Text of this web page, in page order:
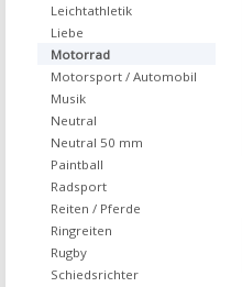
Leichtathletik
Liebe
Motorrad
Motorsport / Automobil
Musik
Neutral
Neutral 50 mm
Paintball
Radsport
Reiten / Pferde
Ringreiten
Rugby
Schiedsrichter